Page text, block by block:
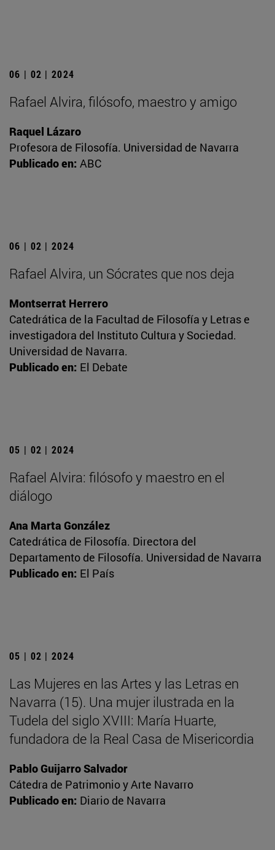
06 | 02 | 2024
Rafael Alvira, filósofo, maestro y amigo
Raquel Lázaro
Profesora de Filosofía. Universidad de Navarra
Publicado en: ABC
06 | 02 | 2024
Rafael Alvira, un Sócrates que nos deja
Montserrat Herrero
Catedrática de la Facultad de Filosofía y Letras e
investigadora del Instituto Cultura y Sociedad.
Universidad de Navarra.
Publicado en: El Debate
05 | 02 | 2024
Rafael Alvira: filósofo y maestro en el
diálogo
Ana Marta González
Catedrática de Filosofía. Directora del
Departamento de Filosofía. Universidad de Navarra
Publicado en: El País
05 | 02 | 2024
Las Mujeres en las Artes y las Letras en
Navarra (15). Una mujer ilustrada en la
Tudela del siglo XVIII: María Huarte,
fundadora de la Real Casa de Misericordia
Pablo Guijarro Salvador
Cátedra de Patrimonio y Arte Navarro
Publicado en: Diario de Navarra